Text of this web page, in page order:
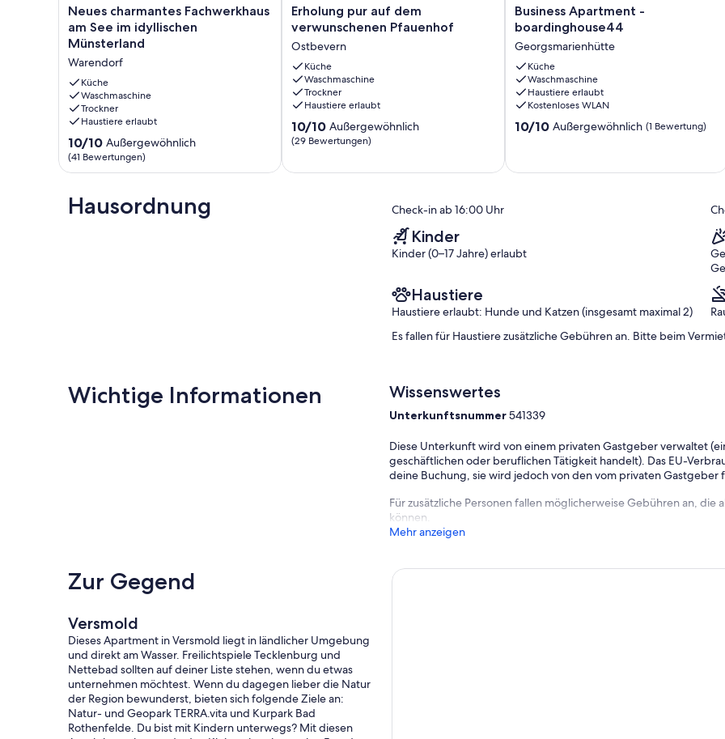
Haustiere bitte anmelden. Gebühren bitte erfragen.
Neues
charmantes
Fachwerkhaus
am
See
im
idyllischen
Münsterland
Warendorf
Neues charmantes Fachwerkhaus
am See im idyllischen
Münsterland
Warendorf
Küche
Waschmaschine
Trockner
Haustiere erlaubt
10.0
von
10,
(41
Bewertungen)
10/10 Außergewöhnlich
(41 Bewertungen)
Erholung
pur
dem
verwunschenen
Pfauenhof
Ostbevern
Erholung pur auf dem
verwunschenen Pfauenhof
Ostbevern
Küche
Waschmaschine
Trockner
Haustiere erlaubt
10.0
von
10/10 Außergewöhnlich
(29 Bewertungen)
Business
Apartment
boardinghouse44
Georgsmarienhütte
Business Apartment -
boardinghouse44
Georgsmarienhütte
Küche
Waschmaschine
Haustiere erlaubt
Kostenloses WLAN
10.0
10/10 Außergewöhnlich (1 Bewertung)
Hausordnung Check-in ab 16:00 Uhr
Kinder
Kinder (0–17 Jahre) erlaubt
Haustiere
Haustiere erlaubt: Hunde und Katzen (insgesamt maximal 2)
Es fallen für Haustiere zusätzliche Gebühren an. Bitte beim
Wichtige Informationen Wissenswertes
Unterkunftsnummer541339
Diese Unterkunft wird von einem privaten Gastgeber verwaltet
geschäftlichen oder beruflichen Tätigkeit handelt). Das EU-
deine Buchung, sie wird jedoch von den vom privaten
Für zusätzliche Personen fallen möglicherweise Gebühren an,
können.
Mehr anzeigen
Zur Gegend
Versmold
Dieses Apartment in Versmold liegt in ländlicher Umgebung
und direkt am Wasser. Freilichtspiele Tecklenburg und
Nettebad sollten auf deiner Liste stehen, wenn du etwas
unternehmen möchtest. Wenn du dagegen lieber die Natur
der Region bewunderst, bieten sich folgende Ziele an:
Natur- und Geopark TERRA.vita und Kurpark Bad
Rothenfelde. Du bist mit Kindern unterwegs? Mit diesen